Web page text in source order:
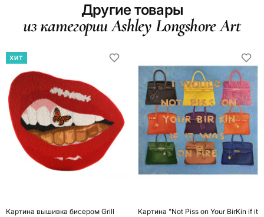
Другие товары
из категории Ashley Longshore Art
ХИТ
Картина вышивка бисером Grill
Картина "Not Piss on Your BirKin if it